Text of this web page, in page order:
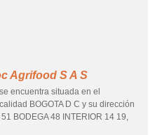
Agrifood S A S
encuentra situada en el
BOGOTA D C y su dirección
BODEGA 48 INTERIOR 14 19,